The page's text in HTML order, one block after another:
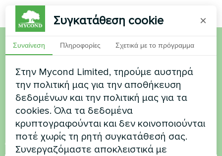
Θέλετε να αγοράσετε ή
έχετε ερωτήσεις
Επικοινωνήστε μαζί μας και θα σας
βοηθήσουμε
Όνομα
Συγκατάθεση cookie ×
Συναίνεση Πληροφορίες Σχετικά με το πρόγραμμα
Στην Mycond Limited, τηρούμε αυστηρά
την πολιτική μας για την αποθήκευση
δεδομένων και την πολιτική μας για τα
cookies. Όλα τα δεδομένα
κρυπτογραφούνται και δεν κοινοποιούνται
ποτέ χωρίς τη ρητή συγκατάθεσή σας.
Συνεργαζόμαστε αποκλειστικά με